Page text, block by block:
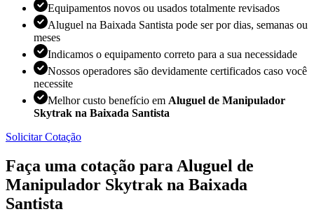
Equipamentos novos ou usados totalmente revisados
Aluguel na Baixada Santista pode ser por dias, semanas ou
meses
Indicamos o equipamento correto para a sua necessidade
Nossos operadores são devidamente certificados caso você
necessite
Melhor custo benefício em Aluguel de Manipulador
Skytrak na Baixada Santista
Solicitar Cotação
Faça uma cotação para Aluguel de
Manipulador Skytrak na Baixada
Santista